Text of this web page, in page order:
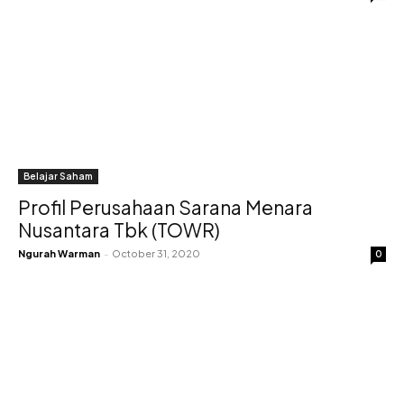
Belajar Saham
Profil Perusahaan Sarana Menara
Nusantara Tbk (TOWR)
Ngurah Warman - October 31, 2020 0